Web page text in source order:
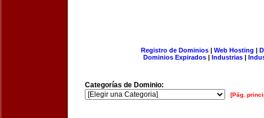
Registro de Dominios| Web Hosting |
Dominios Expirados | Industrias |
Categorías de Dominio:
[Pág.